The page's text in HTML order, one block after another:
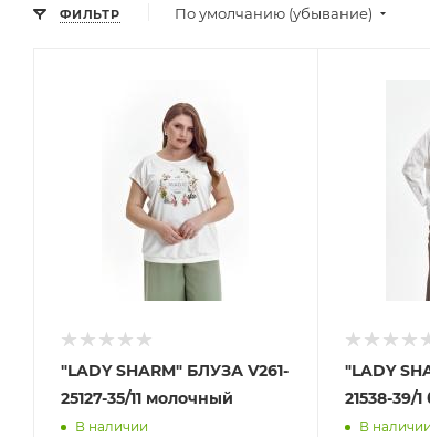
ФИЛЬТР По умолчанию (убывание)
"LADY SHARM" БЛУЗА V261-
25127-35/11 молочный
В наличии
"LADY
21538-39/
В наличии